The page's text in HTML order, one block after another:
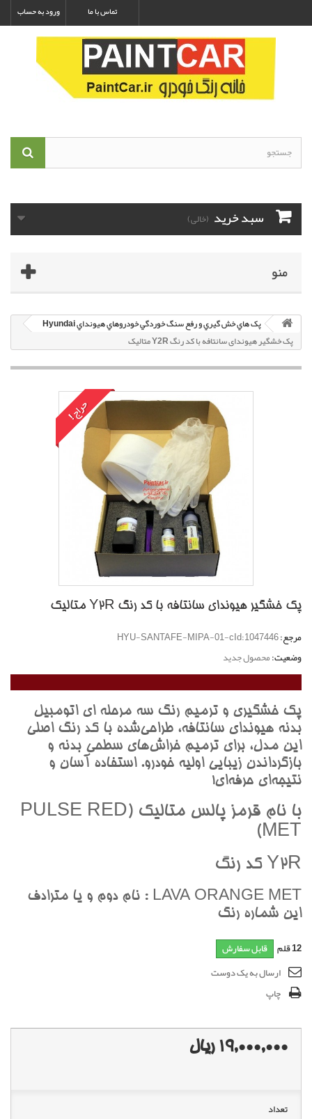
ورود به حساب تماس با ما
سبد خرید (خالی)
منو
پک هاي خش گيري و رفع سنگ خوردگي خودروهاي هيونداي Hyundai
پک خشگير هیوندای سانتافه با کد رنگ Y2R متاليک
حراج!
پک خشگير هیوندای سانتافه با کد رنگ Y2R متاليک
مرجع:HYU-SANTAFE-MIPA-01-cId:1047446
وضعیت:محصول جدید
پک خشگيري و ترميم رنگ سه مرحله اي اتومبيل
بدنه هيونداي سانتافه، طراحي‌شده با کد رنگ اصلي
اين مدل، براي ترميم خراش‌هاي سطحي بدنه و
بازگرداندن زيبايي اوليه خودرو. استفاده آسان و
نتيجه‌اي حرفه‌اي!
با نام قرمز پالس متاليک (PULSE RED
MET)
Y2R کد رنگ
LAVA ORANGE MET : نام دوم و يا مترادف
اين شماره رنگ
12قلم قابل سفارش
ارسال به یک دوست
چاپ
19,000,000 ریال
تعداد